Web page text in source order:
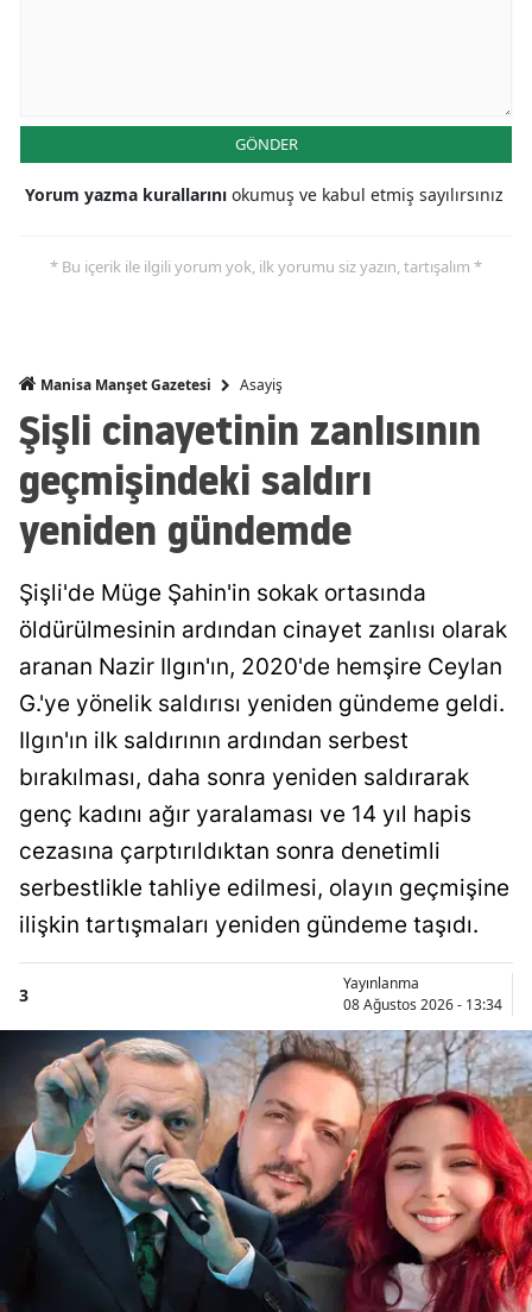
GÖNDER
Yorum yazma kurallarını okumuş ve kabul etmiş sayılırsınız
* Bu içerik ile ilgili yorum yok, ilk yorumu siz yazın, tartışalım *
Manisa Manşet Gazetesi Asayiş
Şişli cinayetinin zanlısının
geçmişindeki saldırı
yeniden gündemde
Şişli'de Müge Şahin'in sokak ortasında
öldürülmesinin ardından cinayet zanlısı olarak
aranan Nazir Ilgın'ın, 2020'de hemşire Ceylan
G.'ye yönelik saldırısı yeniden gündeme geldi.
Ilgın'ın ilk saldırının ardından serbest
bırakılması, daha sonra yeniden saldırarak
genç kadını ağır yaralaması ve 14 yıl hapis
cezasına çarptırıldıktan sonra denetimli
serbestlikle tahliye edilmesi, olayın geçmişine
ilişkin tartışmaları yeniden gündeme taşıdı.
3
Yayınlanma
08 Ağustos 2026 - 13:34